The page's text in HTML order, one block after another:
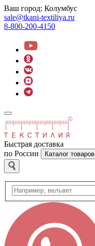
Ваш город: Колумбус
sale@tkani-textiliya.ru
8-800-200-4150
Быстрая доставка
по России
Каталог товаров